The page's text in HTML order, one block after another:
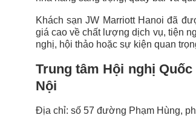
Khách sạn JW Marriott Hanoi đã
giá cao về chất lượng dịch vụ, tiện
nghị, hội thảo hoặc sự kiện quan
Trung tâm Hội nghị
Nội
Địa chỉ: số 57 đường Phạm Hùng,